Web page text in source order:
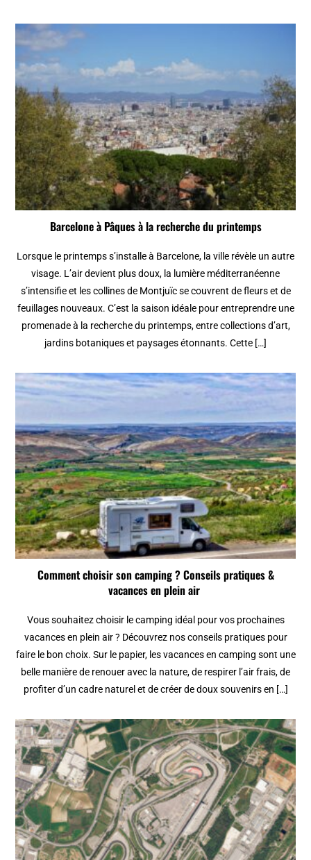
Barcelone à Pâques à la recherche du printemps
Lorsque le printemps s’installe à Barcelone, la ville révèle un autre
visage. L’air devient plus doux, la lumière méditerranéenne
s’intensifie et les collines de Montjuïc se couvrent de fleurs et de
feuillages nouveaux. C’est la saison idéale pour entreprendre une
promenade à la recherche du printemps, entre collections d’art,
jardins botaniques et paysages étonnants. Cette […]
Comment choisir son camping ? Conseils pratiques &
vacances en plein air
Vous souhaitez choisir le camping idéal pour vos prochaines
vacances en plein air ? Découvrez nos conseils pratiques pour
faire le bon choix. Sur le papier, les vacances en camping sont une
belle manière de renouer avec la nature, de respirer l’air frais, de
profiter d’un cadre naturel et de créer de doux souvenirs en […]